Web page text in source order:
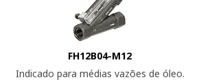
FH12B04-M12
Indicado para médias vazões de óleo.